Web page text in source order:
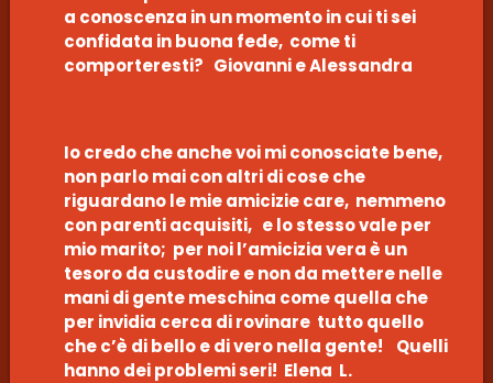
a conoscenza in un momento in cui ti sei
confidata in buona fede, come ti
comporteresti? Giovanni e Alessandra
Io credo che anche voi mi conosciate bene,
non parlo mai con altri di cose che
riguardano le mie amicizie care, nemmeno
con parenti acquisiti, e lo stesso vale per
mio marito; per noi l’amicizia vera è un
tesoro da custodire e non da mettere nelle
mani di gente meschina come quella che
per invidia cerca di rovinare tutto quello
che c’è di bello e di vero nella gente! Quelli
hanno dei problemi seri! Elena L.